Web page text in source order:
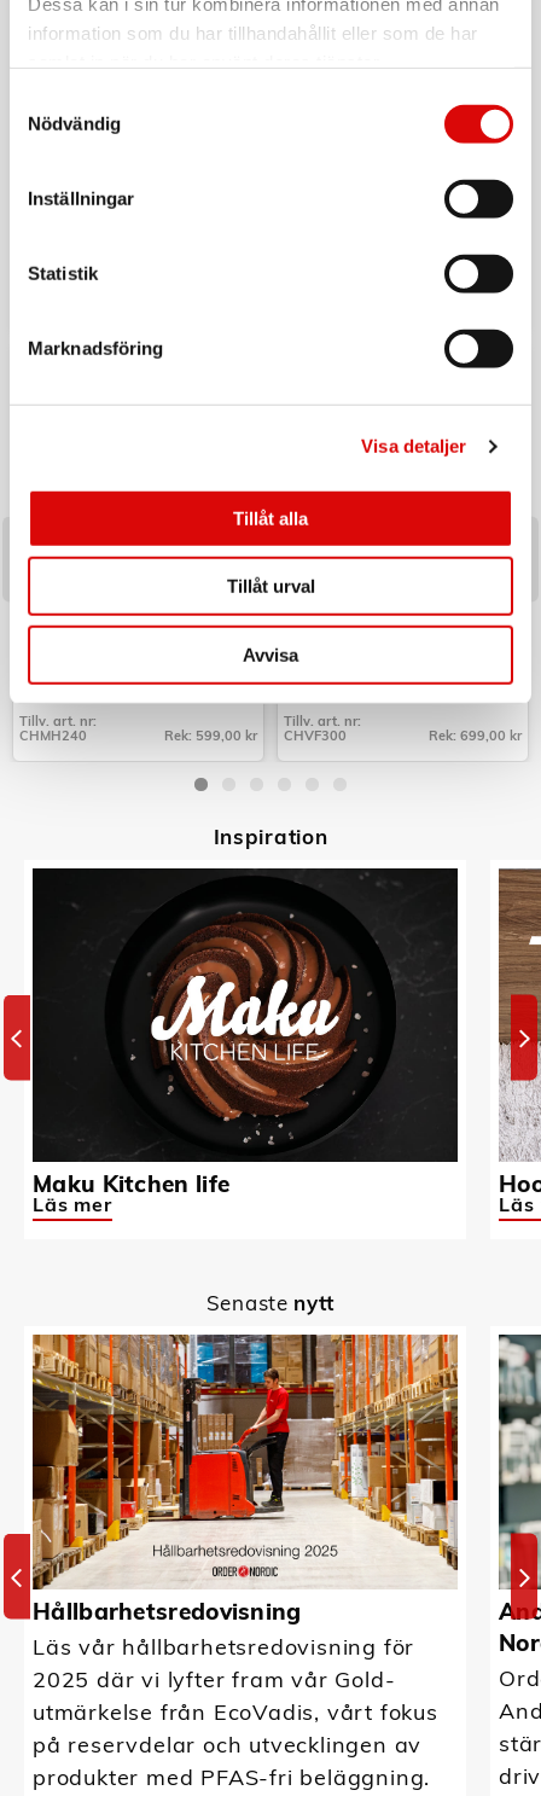
information som du har tillhandahållit eller som de har
Nödvändig
Inställningar
Statistik
Marknadsföring
Visa detaljer
Tillåt alla
Tillåt urval
Avvisa
Ladda upp inför hösten med ett handplockat sortiment av
produkter utvalda för säsongens efterfrågan och
CHAMPION
Mobilhållare Bil QI
Art nr:
CHMH240
Tillv. art. nr:
CHMH240
Rek: 599,00 kr
CHAMPION
Vakuumförpackare Fresh 9L/min
110W VF300 Mattsvart
Art nr:
CHVF300
Tillv. art. nr:
CHVF300
Rek: 699,00 kr
Inspiration
Maku Kitchen life
Läs mer Läs
Senaste nytt
Hållbarhetsredovisning
Läs vår hållbarhetsredovisning för
2025 där vi lyfter fram vår Gold-
utmärkelse från EcoVadis, vårt fokus
på reservdelar och utvecklingen av
produkter med PFAS-fri beläggning.